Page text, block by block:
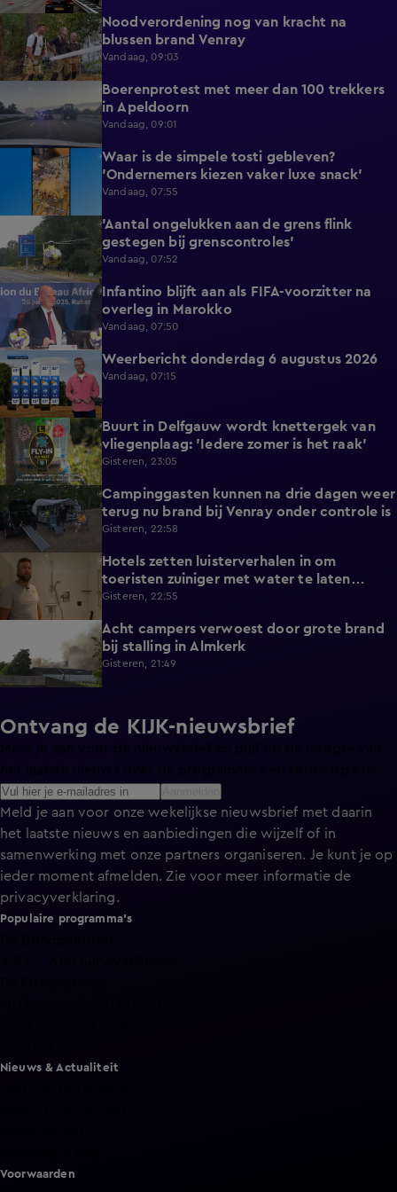
1:14
Noodverordening nog van kracht na
blussen brand Venray
Vandaag, 09:03
Boerenprotest met meer dan 100 trekkers
in Apeldoorn
Vandaag, 09:01
Waar is de simpele tosti gebleven?
'Ondernemers kiezen vaker luxe snack'
Vandaag, 07:55
'Aantal ongelukken aan de grens flink
gestegen bij grenscontroles'
Vandaag, 07:52
0:29
Infantino blijft aan als FIFA-voorzitter na
overleg in Marokko
Vandaag, 07:50
2:20 Weerbericht donderdag 6 augustus 2026
Vandaag, 07:15
2:07
Buurt in Delfgauw wordt knettergek van
vliegenplaag: 'Iedere zomer is het raak'
Gisteren, 23:05
2:25
Campinggasten kunnen na drie dagen weer
terug nu brand bij Venray onder controle is
Gisteren, 22:58
2:15
Hotels zetten luisterverhalen in om
toeristen zuiniger met water te laten
omgaan
Gisteren, 22:55
Acht campers verwoest door grote brand
bij stalling in Almkerk
Gisteren, 21:49
Ontvang de KIJK-nieuwsbrief
Meld je aan voor de nieuwsbrief en blijf op de hoogte van
Meld je aan voor onze wekelijkse nieuwsbrief met daarin
het laatste nieuws en aanbiedingen die wijzelf of in
samenwerking met onze partners organiseren. Je kunt je op
ieder moment afmelden. Zie voor meer informatie de
privacyverklaring.
Populaire programma's
Nieuws & Actualiteit
Voorwaarden